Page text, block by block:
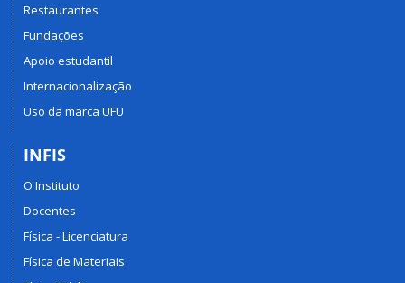
Restaurantes
Fundações
Apoio estudantil
Internacionalização
Uso da marca UFU
INFIS
O Instituto
Docentes
Física - Licenciatura
Física de Materiais